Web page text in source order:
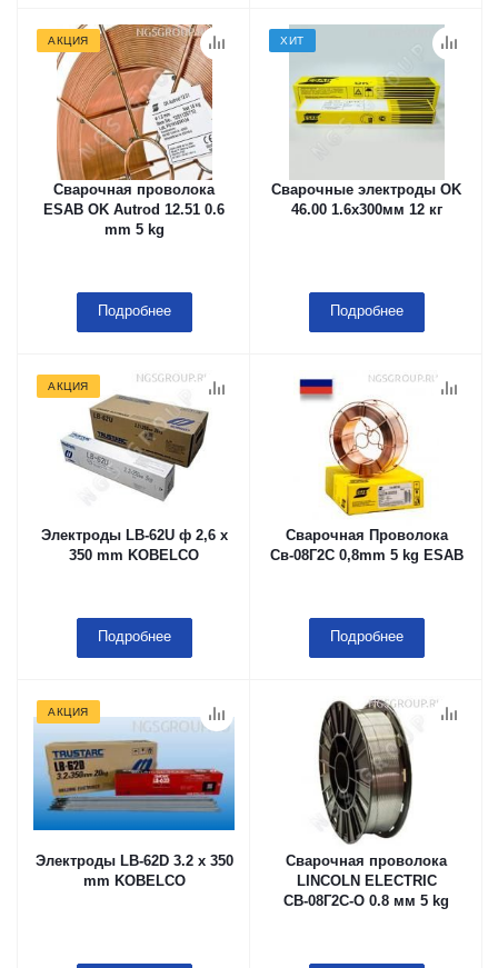
АКЦИЯ
Сварочная проволока
ESAB OK Autrod 12.51 0.6
mm 5 kg
Подробнее
ХИТ
Сварочные электроды OK
46.00 1.6x300мм 12 кг
Подробнее
АКЦИЯ
Электроды LB-62U ф 2,6 x
350 mm KOBELCO
Подробнее
Сварочная Проволока
Св-08Г2С 0,8mm 5 kg ESAB
Подробнее
АКЦИЯ
Электроды LB-62D 3.2 х 350
mm KOBELCO
Сварочная проволока
LINCOLN ELECTRIC
СВ-08Г2С-О 0.8 мм 5 kg